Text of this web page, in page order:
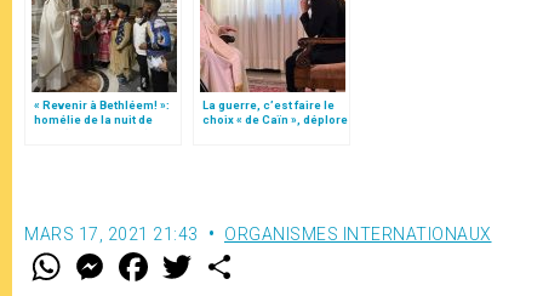
« Revenir à Bethléem! »:
homélie de la nuit de
Noël (texte complet)
La guerre, c’est faire le
choix « de Caïn », déplore
MARS 17, 2021 21:43 ORGANISMES INTERNATIONAUX
W M
e
F
a w